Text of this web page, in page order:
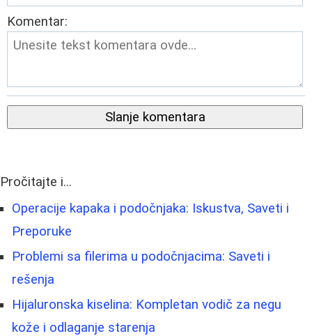
Komentar:
Slanje komentara
Pročitajte i...
Operacije kapaka i podočnjaka: Iskustva, Saveti i
Preporuke
Problemi sa filerima u podočnjacima: Saveti i
rešenja
Hijaluronska kiselina: Kompletan vodič za negu
kože i odlaganje starenja